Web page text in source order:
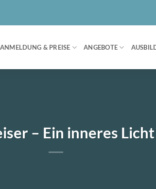
ANMELDUNG & PREISE ANGEBOTE
– Ein inneres